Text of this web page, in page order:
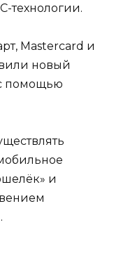
технологии.
Mastercard и
новый
помощью
и